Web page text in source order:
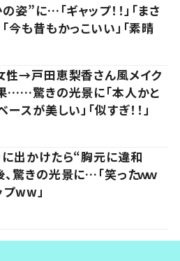
姿”に…「ギャップ！！」「まさ
今も昔もかっこいい」「素晴
性→戸田恵梨香さん風メイク
……驚きの光景に「本人かと
ースが美しい」「似すぎ！！」
に出かけたら“胸元に違和
驚きの光景に…「笑ったｗｗ
プww」